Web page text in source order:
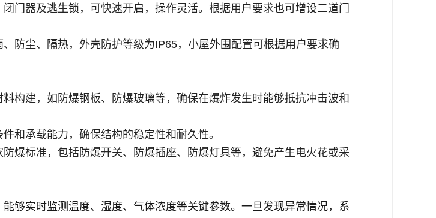
门器及逃生锁，可快速开启，操作灵活。根据用户要求也可增设二道门
、防尘、隔热，外壳防护等级为IP65，小屋外围配置可根据用户要求确
构建，如防爆钢板、防爆玻璃等，确保在爆炸发生时能够抵抗冲击波和
和承载能力，确保结构的稳定性和耐久性。
爆标准，包括防爆开关、防爆插座、防爆灯具等，避免产生电火花或采
够实时监测温度、湿度、气体浓度等关键参数。一旦发现异常情况，系